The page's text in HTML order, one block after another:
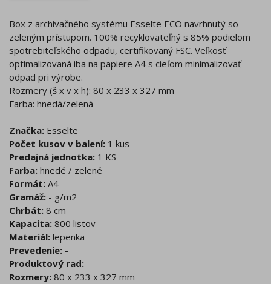
Box z archivačného systému Esselte ECO navrhnutý so
zeleným prístupom. 100% recyklovateľný s 85% podielom
spotrebiteľského odpadu, certifikovaný FSC. Veľkosť
optimalizovaná iba na papiere A4 s cieľom minimalizovať
odpad pri výrobe.
Rozmery (š x v x h): 80 x 233 x 327 mm
Farba: hnedá/zelená
Značka: Esselte
Počet kusov v balení: 1 kus
Predajná jednotka: 1 KS
Farba: hnedé / zelené
Formát: A4
Gramáž: - g/m2
Chrbát: 8 cm
Kapacita: 800 listov
Materiál: lepenka
Prevedenie: -
Produktový rad:
Rozmery: 80 x 233 x 327 mm